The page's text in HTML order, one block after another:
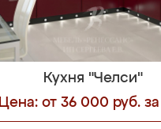
Кухня "Челси"
Цена: от 36 000 руб.